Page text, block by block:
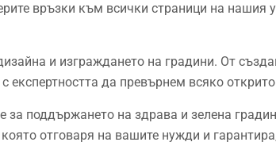
връзки към всички страници на
и изграждането на градини. От
експертността да превърнем всяко
за поддържането на здрава и зелена
която отговаря на вашите нужди и